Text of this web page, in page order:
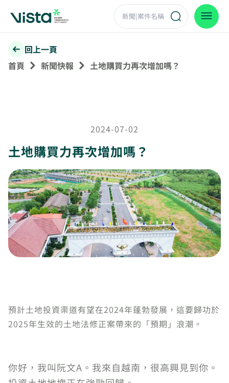
回上一頁
首頁
新聞快報 土地購買力再次增加嗎？
2024-07-02
土地購買力再次增加嗎？
預計土地投資渠道有望在2024年蓬勃發展，這要歸功於
2025年生效的土地法修正案帶來的「預期」浪潮。
你好，我叫阮文A。我來自越南，很高興見到你。